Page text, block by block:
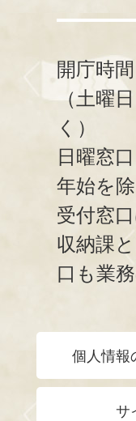
開庁時間
（土曜
く）
日曜窓口
年始を除
受付窓
収納課と
口も業
個人情報
サ